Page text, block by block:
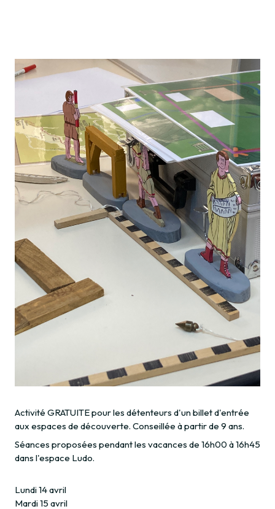
Activité GRATUITE pour les détenteurs d'un billet d'entrée
aux espaces de découverte. Conseillée à partir de 9 ans.
Séances proposées pendant les vacances de 16h00 à 16h45
dans l'espace Ludo.
Lundi 14 avril
Mardi 15 avril